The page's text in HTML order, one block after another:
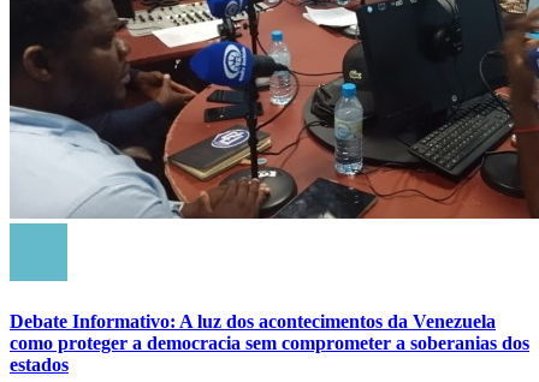
Debate Informativo: A luz dos acontecimentos da Venezuela
como proteger a democracia sem comprometer a soberanias dos
estados